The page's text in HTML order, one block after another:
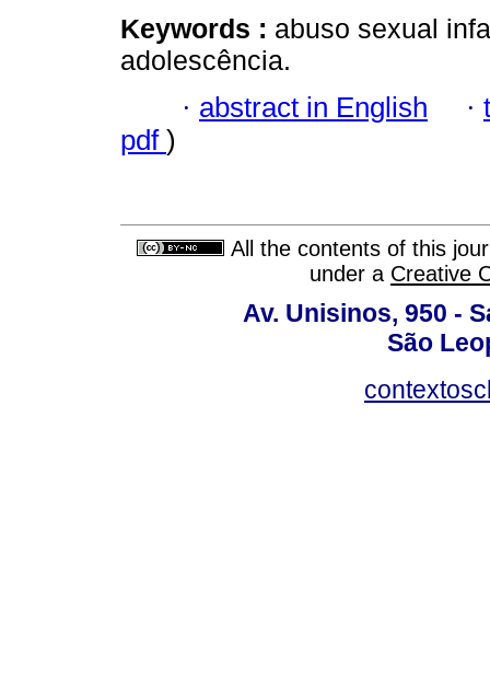
Keywords : abuso sexual
adolescência.
· abstract in English ·
pdf )
All the contents of this
under a Creative
Av. Unisinos, 950 -
São